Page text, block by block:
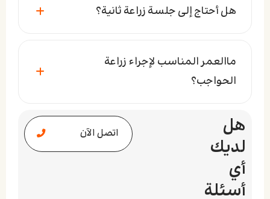
هل أحتاج إلى جلسة زراعة ثانية؟
ماالعمر المناسب لإجراء زراعة
الحواجب؟
اتصل الآن
هل
لديك
أي
أسئلة